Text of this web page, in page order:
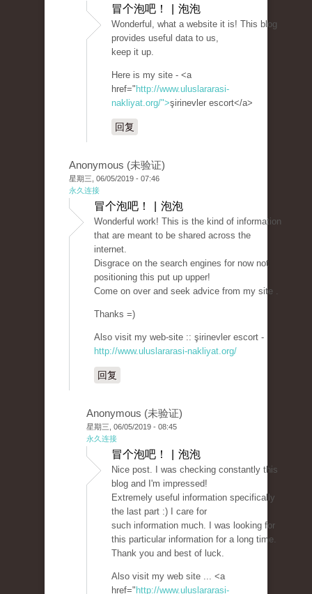
冒个泡吧！ | 泡泡
Wonderful, what a website it is! This blog
provides useful data to us,
keep it up.
Here is my site - <a
href=" http://www.uluslararasi-
nakliyat.org/">şirinevler escort</a>
回复
Anonymous (未验证)
星期三, 06/05/2019 - 07:46
永久连接
冒个泡吧！ | 泡泡
Wonderful work! This is the kind of information
that are meant to be shared across the
internet.
Disgrace on the search engines for now not
positioning this put up upper!
Come on over and seek advice from my site .
Thanks =)
Also visit my web-site :: şirinevler escort -
http://www.uluslararasi-nakliyat.org/
回复
Anonymous (未验证)
星期三, 06/05/2019 - 08:45
永久连接
冒个泡吧！ | 泡泡
Nice post. I was checking constantly this
blog and I'm impressed!
Extremely useful information specifically
the last part :) I care for
such information much. I was looking for
this particular information for a long time.
Thank you and best of luck.
Also visit my web site ... <a
href=" http://www.uluslararasi-